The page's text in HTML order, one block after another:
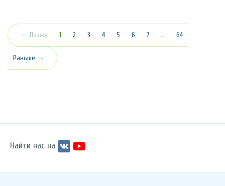
← Позже 1 (текущая)
2 3 4 5 6 7 … 64
Раньше →
Найти нас на